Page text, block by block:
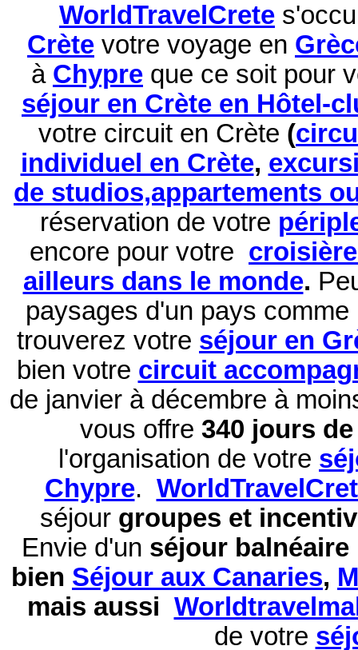
WorldTravelCrete
Crète votre voyage en
à Chypre que ce soit pour
séjour en Crète en Hôtel-
votre circuit en Crète (
individuel en Crète,
de studios,appartements
réservation de votre
encore pour votre
ailleurs dans le monde.
paysages d'un pays
trouverez votre séjour en
bien votre circuit
de janvier à décembre à
vous offre 340 jours
l'organisation de votre
Chypre.
séjour groupes et
Envie d'un séjour balnéaire
bien Séjour aux Canaries,
mais aussi
de votre